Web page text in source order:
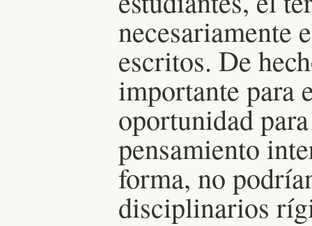
necesariamente
escritos. De
importante para
oportunidad
pensamiento
forma, no
disciplinarios